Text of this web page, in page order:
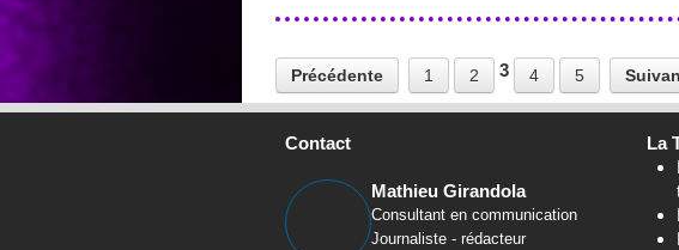
Précédente 1 2 3 4 5
Contact
Mathieu Girandola
Consultant en communication
Journaliste - rédacteur
La